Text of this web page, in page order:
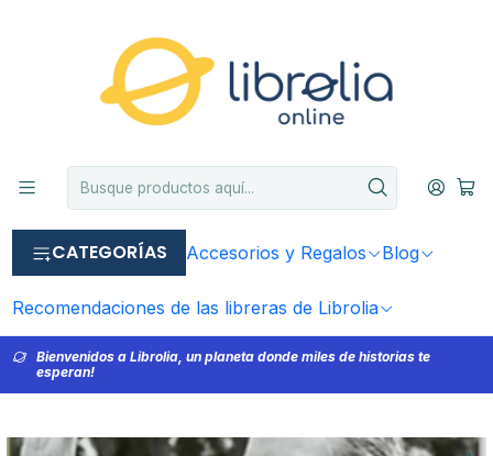
CATEGORÍAS Accesorios y Regalos Blog
Recomendaciones de las libreras de Librolia
Bienvenidos a Librolia, un planeta donde miles de historias te
esperan!